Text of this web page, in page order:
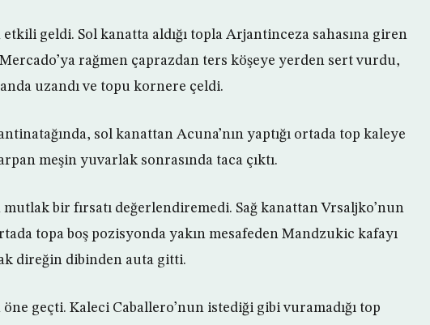
geldi. Sol kanatta aldığı topla Arjantinceza sahasına giren
rağmen çaprazdan ters köşeye yerden sert vurdu,
uzandı ve topu kornere çeldi.
sol kanattan Acuna’nın yaptığı ortada top kaleye
meşin yuvarlak sonrasında taca çıktı.
bir fırsatı değerlendiremedi. Sağ kanattan Vrsaljko’nun
topa boş pozisyonda yakın mesafeden Mandzukic kafayı
direğin dibinden auta gitti.
geçti. Kaleci Caballero’nun istediği gibi vuramadığı top